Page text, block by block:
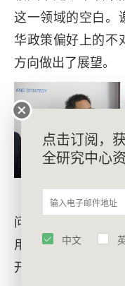
这一领域的空白。
华政策偏好上的不
方向做出了展望。
在问答环节
问题、美国华人社
用问题，以及台湾
开了互动交流。
点击订阅，
全研究中心
中文